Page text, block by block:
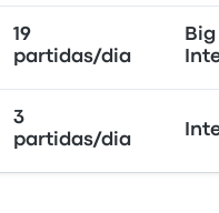
19
partidas/dia
Big
3
partidas/dia